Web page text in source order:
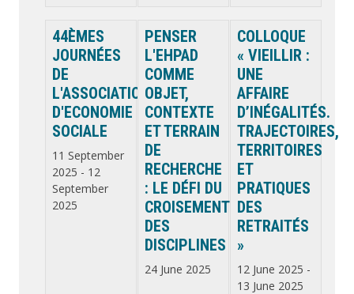
44ÈMES
JOURNÉES
DE
L'ASSOCIATION
D'ECONOMIE
SOCIALE
11 September
2025 - 12
September
2025
PENSER
L'EHPAD
COMME
OBJET,
CONTEXTE
ET TERRAIN
DE
RECHERCHE
: LE DÉFI DU
CROISEMENT
DES
DISCIPLINES
24 June 2025
COLLOQUE
« VIEILLIR :
UNE
AFFAIRE
D’INÉGALITÉS.
TRAJECTOIRES,
TERRITOIRES
ET
PRATIQUES
DES
RETRAITÉS
»
12 June 2025 -
13 June 2025